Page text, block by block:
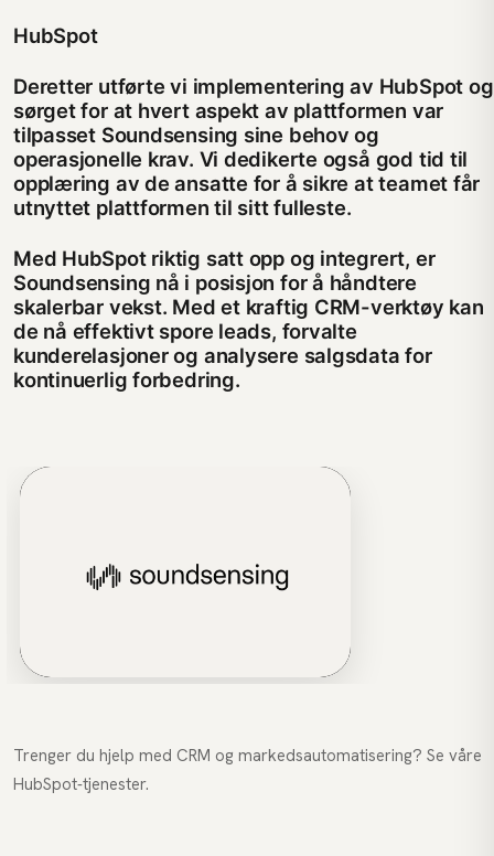
HubSpot
Deretter utførte vi implementering av HubSpot og
sørget for at hvert aspekt av plattformen var
tilpasset Soundsensing sine behov og
operasjonelle krav. Vi dedikerte også god tid til
opplæring av de ansatte for å sikre at teamet får
utnyttet plattformen til sitt fulleste.
Med HubSpot riktig satt opp og integrert, er
Soundsensing nå i posisjon for å håndtere
skalerbar vekst. Med et kraftig CRM-verktøy kan
de nå effektivt spore leads, forvalte
kunderelasjoner og analysere salgsdata for
kontinuerlig forbedring.
Trenger du hjelp med CRM og markedsautomatisering? Se våre
HubSpot-tjenester.